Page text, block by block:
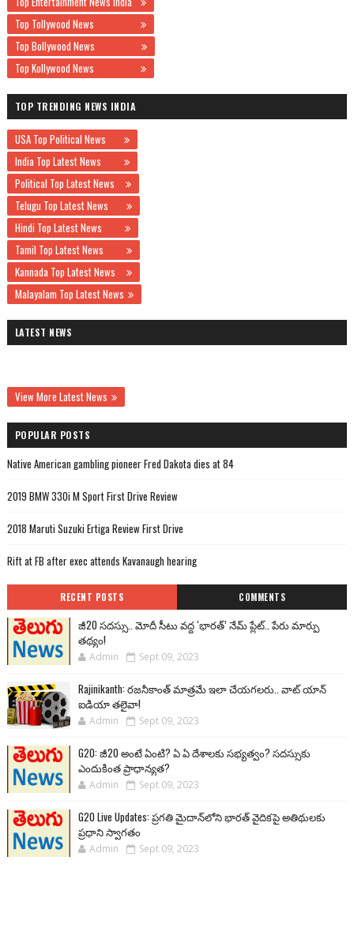
Top Tollywood News
Top Bollywood News
Top Kollywood News
TOP TRENDING NEWS INDIA
USA Top Political News
India Top Latest News
Political Top Latest News
Telugu Top Latest News
Hindi Top Latest News
Tamil Top Latest News
Kannada Top Latest News
Malayalam Top Latest News
LATEST NEWS
View More Latest News
POPULAR POSTS
Native American gambling pioneer Fred Dakota dies at 84
2019 BMW 330i M Sport First Drive Review
2018 Maruti Suzuki Ertiga Review First Drive
Rift at FB after exec attends Kavanaugh hearing
RECENT POSTS COMMENTS
జీ20 సదస్సు.. మోదీ సీటు వద్ద ‘భారత్’ నేమ్ ప్లేట్‌.. పేరు మార్పు
తథ్యం!
Admin Sept 09, 2023
Rajinikanth: రజనీకాంత్ మాత్రమే ఇలా చేయగలరు.. వాట్ యాన్
ఐడియా తలైవా!
Admin Sept 09, 2023
G20: జీ20 అంటే ఏంటి? ఏ ఏ దేశాలకు సభ్యత్వం? సదస్సుకు
ఎందుకింత ప్రాధాన్యత?
Admin Sept 09, 2023
G20 Live Updates: ప్రగతి మైదాన్‌లోని భారత్ వైదికపై అతిథులకు
ప్రధాని స్వాగతం
Admin Sept 09, 2023